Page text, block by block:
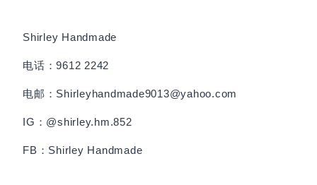
Shirley Handmade
电话：9612 2242
电邮：Shirleyhandmade9013@yahoo.com
IG：@shirley.hm.852
FB：Shirley Handmade